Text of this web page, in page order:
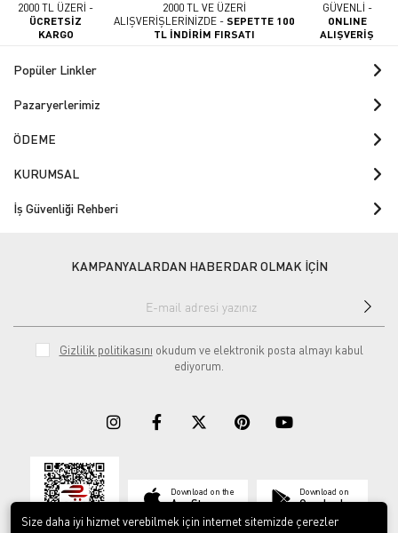
2000 TL ÜZERİ -
ÜCRETSİZ
KARGO
2000 TL VE ÜZERİ
ALIŞVERİŞLERİNİZDE -SEPETTE 100
TL İNDİRİM FIRSATI
GÜVENLİ -
ONLINE
ALIŞVERİŞ
Popüler Linkler
Pazaryerlerimiz
ÖDEME
KURUMSAL
İş Güvenliği Rehberi
KAMPANYALARDAN HABERDAR OLMAK İÇİN
Gizlilik politikasını okudum ve elektronik posta almayı kabul
ediyorum.
Download on the
App Store
Download on
Google play
Size daha iyi hizmet verebilmek için internet sitemizde çerezler